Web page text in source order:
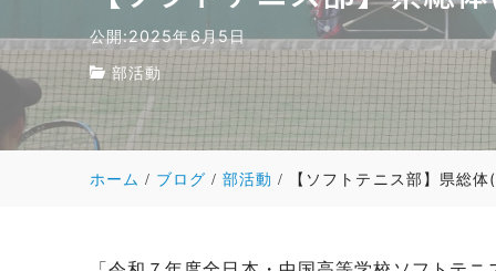
公開:2025年6月5日
部活動
ホーム ブログ 部活動 【ソフトテニス部】県総